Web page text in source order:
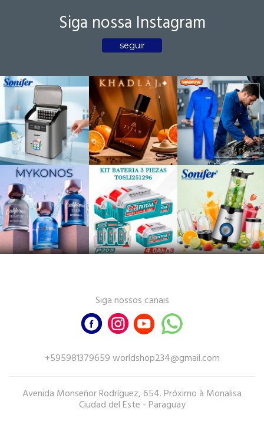
Siga nossa Instagram
seguir
Siga nossos canais
+595981379659 worldshop234@gmail.com
Avenida Monseñor Rodríguez, 654. Próximo à Monalisa
Ciudad del Este - Paraguay